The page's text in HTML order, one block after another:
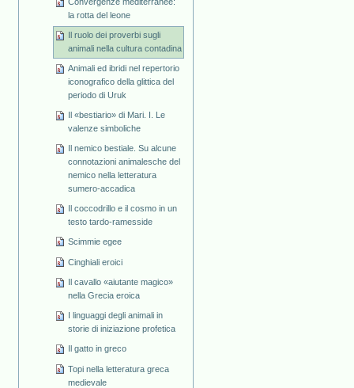
la rotta del leone
Il ruolo dei proverbi sugli
animali nella cultura contadina
Animali ed ibridi nel repertorio
iconografico della glittica del
periodo di Uruk
Il «bestiario» di Mari. I. Le
valenze simboliche
Il nemico bestiale. Su alcune
connotazioni animalesche del
nemico nella letteratura
sumero-accadica
Il coccodrillo e il cosmo in un
testo tardo-ramesside
Scimmie egee
Cinghiali eroici
Il cavallo «aiutante magico»
nella Grecia eroica
I linguaggi degli animali in
storie di iniziazione profetica
Il gatto in greco
Topi nella letteratura greca
medievale